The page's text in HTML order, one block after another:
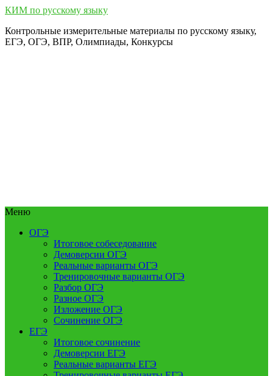
КИМ по русскому языку
Контрольные измерительные материалы по русскому языку,
ЕГЭ, ОГЭ, ВПР, Олимпиады, Конкурсы
Меню
ОГЭ
Итоговое собеседование
Демоверсии ОГЭ
Реальные варианты ОГЭ
Тренировочные варианты ОГЭ
Разбор ОГЭ
Разное ОГЭ
Изложение ОГЭ
Сочинение ОГЭ
ЕГЭ
Итоговое сочинение
Демоверсии ЕГЭ
Реальные варианты ЕГЭ